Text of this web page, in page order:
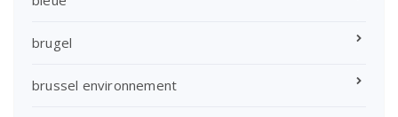
brugel
brussel environnement